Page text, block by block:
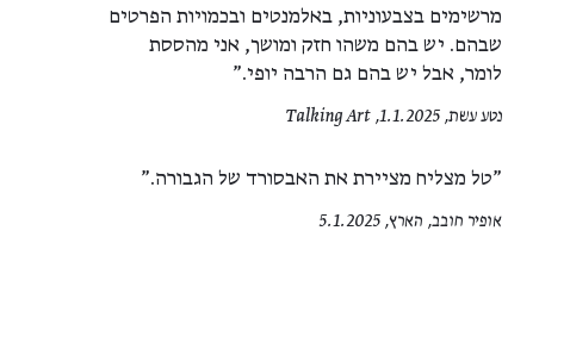
מרשימים בצבעוניות, באלמנטים ובכמויות הפרטים
שבהם. יש בהם משהו חזק ומושך, אני מהססת
לומר, אבל יש בהם גם הרבה יופי."
נטע עשת, 1.1.2025, Talking Art
"טל מצליח מציירת את האבסורד של הגבורה."
אופיר חובב, הארץ, 5.1.2025